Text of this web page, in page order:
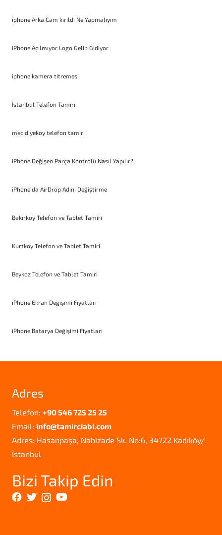
iphone Arka Cam kırıldı Ne Yapmalıyım
iPhone Açılmıyor Logo Gelip Gidiyor
iphone kamera titremesi
İstanbul Telefon Tamiri
mecidiyeköy telefon tamiri
iPhone Değişen Parça Kontrolü Nasıl Yapılır?
iPhone’da AirDrop Adını Değiştirme
Bakırköy Telefon ve Tablet Tamiri
Kurtköy Telefon ve Tablet Tamiri
Beykoz Telefon ve Tablet Tamiri
iPhone Ekran Değişimi Fiyatları
iPhone Batarya Değişimi Fiyatları
Adres
Telefon: +90 546 725 25 25
Email: info@tamirciabi.com
Adres: Hasanpaşa, Nabizade Sk. No:6, 34722 Kadıköy/
İstanbul
Bizi Takip Edin